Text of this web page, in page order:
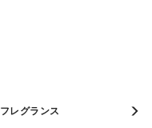
パスケース
フレグランス